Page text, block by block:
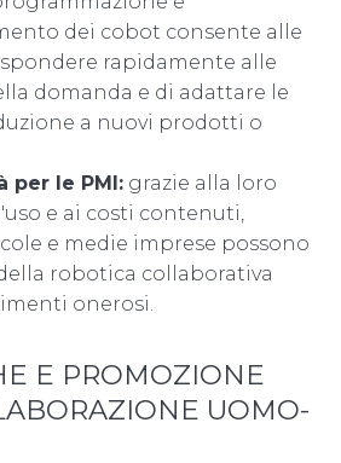
dei cobot consente alle
rapidamente alle
domanda e di adattare le
a nuovi prodotti o
per le PMI: grazie alla loro
e ai costi contenuti,
e medie imprese possono
robotica collaborativa
onerosi.
E PROMOZIONE
UOMO-